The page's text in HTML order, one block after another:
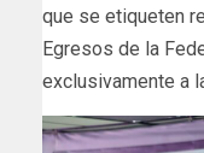
que se etiqueten
Egresos de la
exclusivamente a